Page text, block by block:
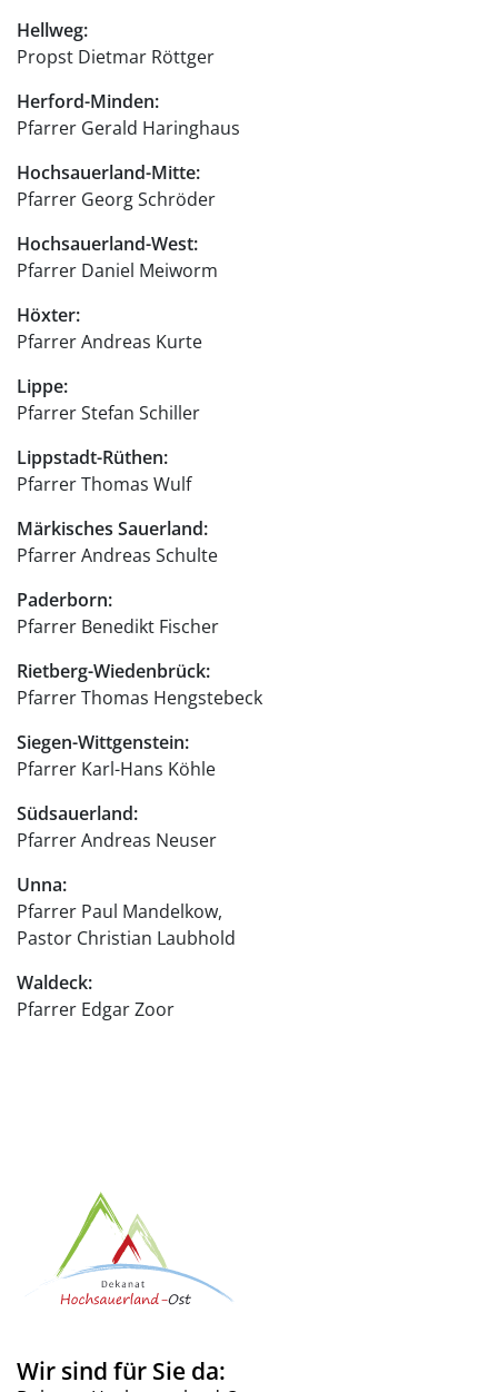
Hellweg:
Propst Dietmar Röttger
Herford-Minden:
Pfarrer Gerald Haringhaus
Hochsauerland-Mitte:
Pfarrer Georg Schröder
Hochsauerland-West:
Pfarrer Daniel Meiworm
Höxter:
Pfarrer Andreas Kurte
Lippe:
Pfarrer Stefan Schiller
Lippstadt-Rüthen:
Pfarrer Thomas Wulf
Märkisches Sauerland:
Pfarrer Andreas Schulte
Paderborn:
Pfarrer Benedikt Fischer
Rietberg-Wiedenbrück:
Pfarrer Thomas Hengstebeck
Siegen-Wittgenstein:
Pfarrer Karl-Hans Köhle
Südsauerland:
Pfarrer Andreas Neuser
Unna:
Pfarrer Paul Mandelkow,
Pastor Christian Laubhold
Waldeck:
Pfarrer Edgar Zoor
Wir sind für Sie da: